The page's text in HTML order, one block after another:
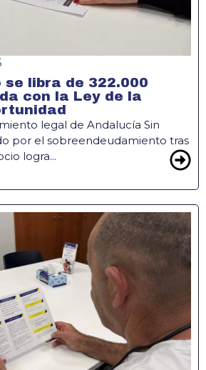
se libra de 322.000
con la Ley de la
legal de Andalucía Sin
por el sobreendeudamiento tras
logra...